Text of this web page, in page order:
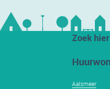
Zoek
Aalsmeer